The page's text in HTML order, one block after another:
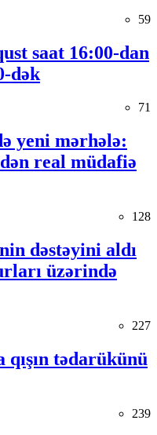
59
saat 16:00-dan
dək
71
yeni mərhələ:
real müdafiə
128
dəstəyini aldı
üzərində
227
qışın tədarükünü
239